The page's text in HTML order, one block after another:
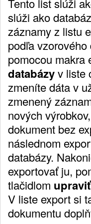
Tento list slúži
slúži ako
záznamy z listu
podľa
pomocou makra
databázyv liste
zmeníte dáta v
zmenený
nových
dokument bez
následnom
databázy.
exportovať ju,
tlačidlom
V liste export si
dokumentu